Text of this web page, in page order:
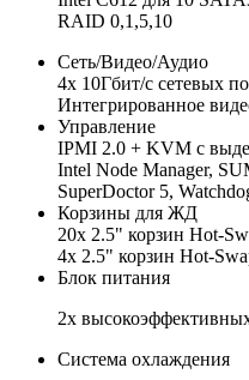
RAID 0,1,5,10
Сеть/Видео/Аудио
4x 10Гбит/с сетевых
Интегрированное
Управление
IPMI 2.0 + KVM с
Intel Node Manager,
SuperDoctor 5,
Корзины для ЖД
20x 2.5" корзин Hot-
4x 2.5" корзин Hot-
Блок питания
2x
Система охлаждения